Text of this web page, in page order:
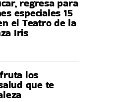
regresa para
especiales 15
el Teatro de la
Iris
los
que te